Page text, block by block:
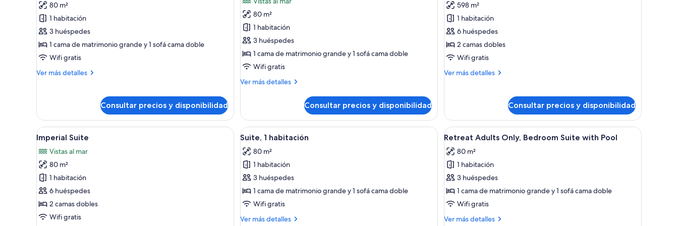
de
Retreat
Adults
Only,
One
Suite
80 m²
1 habitación
3 huéspedes
1 cama de matrimonio grande y 1 sofá cama doble
Wifi gratis
Ver más detalles
Más
Only,
One
Bedroom
Suite
Garden
View
Consultar precios y disponibilidad
de
Retreat
Adults
Only,
Bedroom
Suite
Ocean
80 m²
1 habitación
3 huéspedes
1 cama de matrimonio grande y 1 sofá cama doble
Wifi gratis
Ver más detalles
Más
Adults
Only,
Bedroom
Ocean
View
Consultar precios y disponibilidad
de
Suite
estudio
Royal,
2
vistas
(Balcony)
598 m²
1 habitación
6 huéspedes
2 camas dobles
Wifi gratis
Ver más detalles
Más
Royal,
habitaciones,
al
mar
(Balcony)
Consultar precios y disponibilidad
Abrir
todas
las
fotos
de
Imperial
Suite
Un área de piscina con sillones de descanso y una terraza de madera.
21
Imperial Suite
Vistas al mar
80 m²
1 habitación
6 huéspedes
2 camas dobles
Wifi gratis
Abrir
todas
las
fotos
de
Suite,
1
Un dormitorio amplio con una cama grande, un banco y una zona de estar con vistas al exterior.
13
Suite, 1 habitación
80 m²
1 habitación
3 huéspedes
1 cama de matrimonio grande y 1 sofá cama doble
Wifi gratis
Ver más detalles
Más
Abrir
todas
las
fotos
de
Retreat
Adults
Piscina con agua cristalina, rodeada de
12
Retreat Adults Only, Bedroom Suite with Pool
80 m²
1 habitación
3 huéspedes
1 cama de matrimonio grande y 1 sofá cama doble
Wifi gratis
Ver más detalles
Más